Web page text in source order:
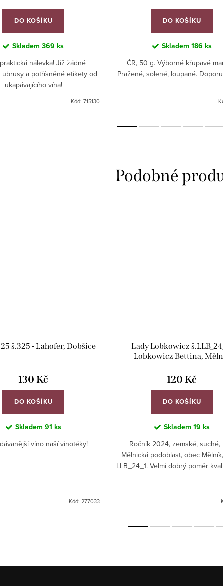
DO KOŠÍKU
Skladem 369 ks
nálevka! Již žádné
ubrusy a potřísněné etikety od
ukapávajícího vína!
Kód: 715130
DO KOŠÍKU
Skladem 186 ks
ČR, 50 g. Výborné křupavé
Pražené, solené, loupané.
š.325 - Lahofer, Dobšice
130 Kč
DO KOŠÍKU
Skladem 91 ks
víno naší vinotéky!
Kód: 277033
Lady Lobkowicz
Lobkowicz Bettina,
120 Kč
DO KOŠÍKU
Skladem 19 ks
Ročník 2024, zemské, suché,
Mělnická podoblast, obec
LLB_24_1. Velmi dobrý poměr